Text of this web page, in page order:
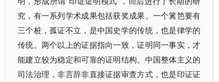
究，有一系列学术成果包括获奖成果。一个篱笆要有
三个桩，孤证不立，是中国史学的传统，也是律学的
传统。两个以上的证据指向一致，证明同一事实，才
能建立较为稳定和可靠的证明结构。中国整体主义的
司法治理，非言辞非直接证据审查方式，也是印证证